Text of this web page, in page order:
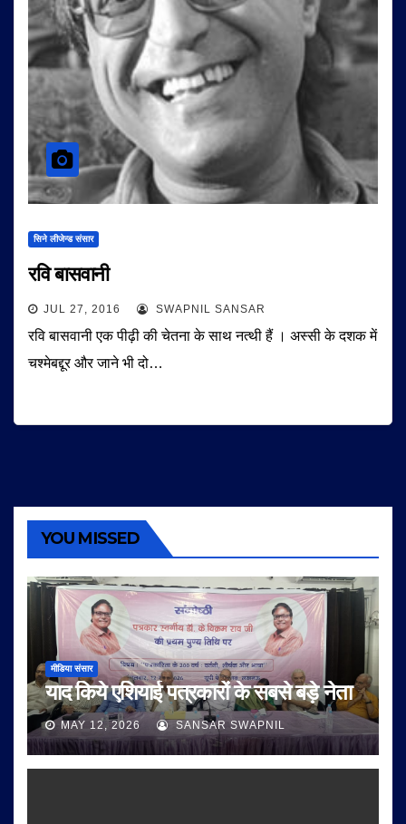
सिने लीजेन्ड संसार
रवि बासवानी
JUL 27, 2016 SWAPNIL SANSAR
रवि बासवानी एक पीढ़ी की चेतना के साथ नत्थी हैं । अस्सी के दशक में
चश्मेबद्दूर और जाने भी दो…
YOU MISSED
मीडिया संसार
याद किये एशियाई पत्रकारों के सबसे बड़े नेता
MAY 12, 2026 SANSAR SWAPNIL